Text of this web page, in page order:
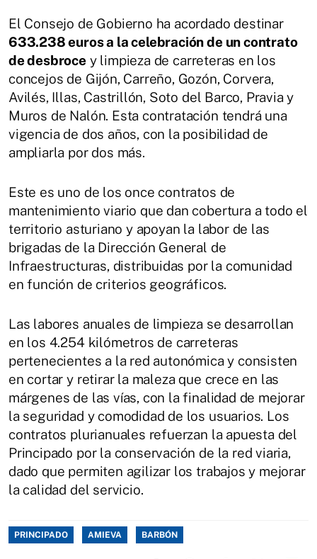
El Consejo de Gobierno ha acordado destinar
633.238 euros a la celebración de un contrato
de desbrocey limpieza de carreteras en los
concejos de Gijón, Carreño, Gozón, Corvera,
Avilés, Illas, Castrillón, Soto del Barco, Pravia y
Muros de Nalón. Esta contratación tendrá una
vigencia de dos años, con la posibilidad de
ampliarla por dos más.
Este es uno de los once contratos de
mantenimiento viario que dan cobertura a todo el
territorio asturiano y apoyan la labor de las
brigadas de la Dirección General de
Infraestructuras, distribuidas por la comunidad
en función de criterios geográficos.
Las labores anuales de limpieza se desarrollan
en los 4.254 kilómetros de carreteras
pertenecientes a la red autonómica y consisten
en cortar y retirar la maleza que crece en las
márgenes de las vías, con la finalidad de mejorar
la seguridad y comodidad de los usuarios. Los
contratos plurianuales refuerzan la apuesta del
Principado por la conservación de la red viaria,
dado que permiten agilizar los trabajos y mejorar
la calidad del servicio.
PRINCIPADO AMIEVA BARBÓN